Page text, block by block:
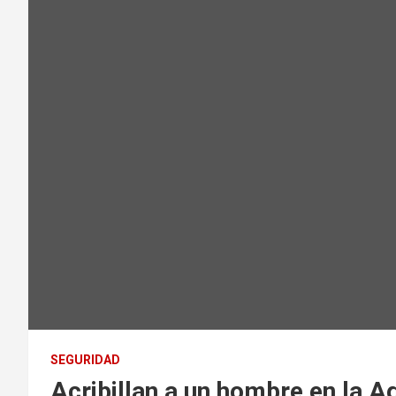
SEGURIDAD